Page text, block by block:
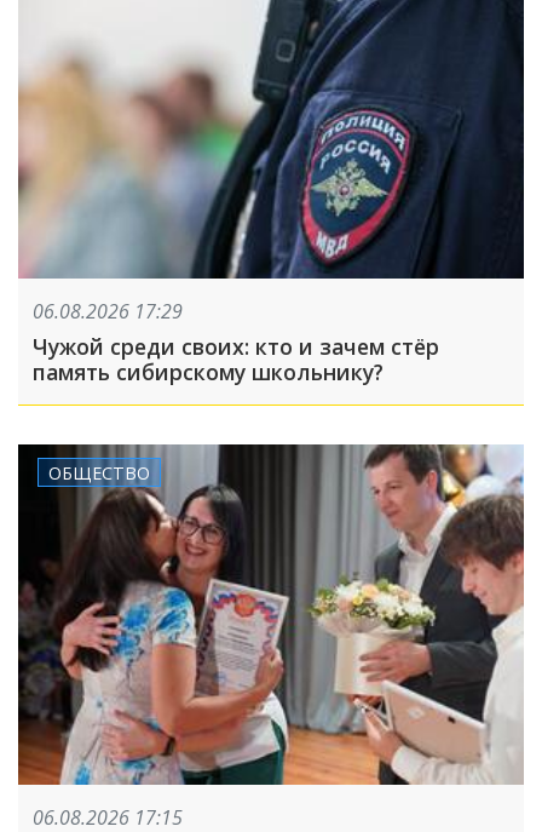
06.08.2026 17:29
Чужой среди своих: кто и зачем стёр
память сибирскому школьнику?
ОБЩЕСТВО
06.08.2026 17:15